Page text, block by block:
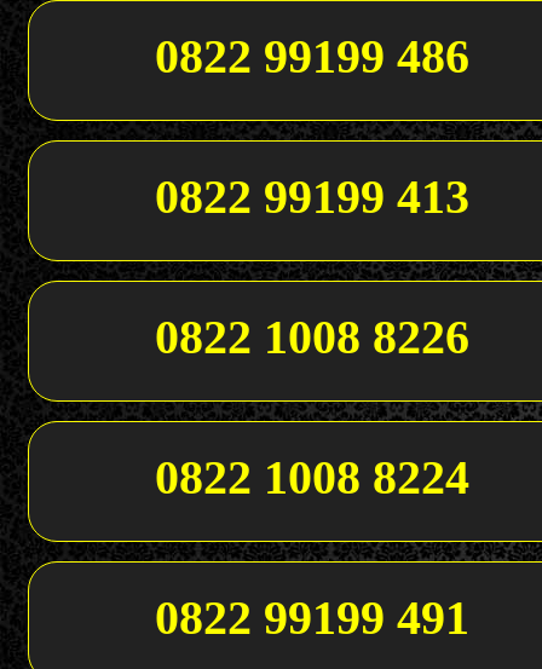
0822 99199 486
0822 99199 413
0822 1008 8226
0822 1008 8224
0822 99199 491